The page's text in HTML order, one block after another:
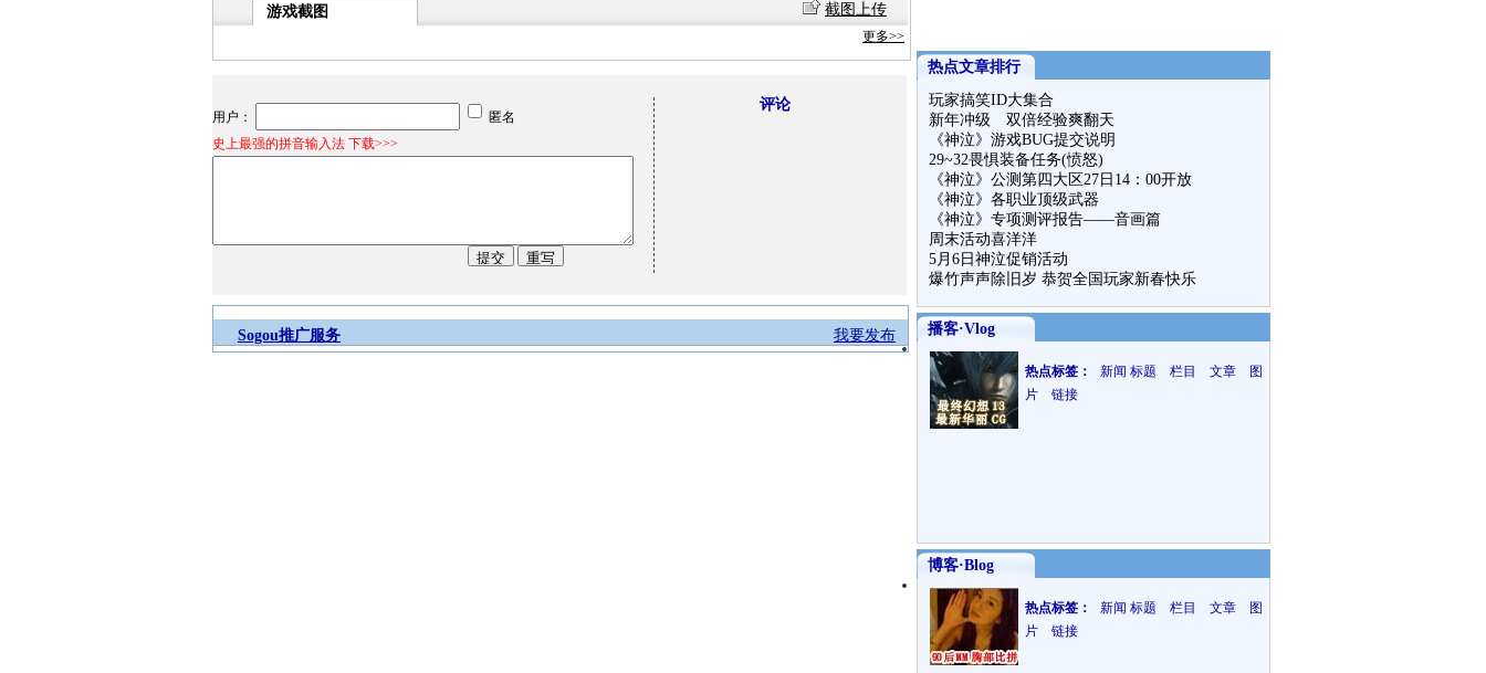
游戏截图 截图上传
更多>>
用户：
匿名
史上最强的拼音输入法 下载>>>
评论
我要发布
Sogou推广服务
热点文章排行
玩家搞笑ID大集合
新年冲级 双倍经验爽翻天
《神泣》游戏BUG提交说明
29~32畏惧装备任务(愤怒)
《神泣》公测第四大区27日14：00开放
《神泣》各职业顶级武器
《神泣》专项测评报告——音画篇
周末活动喜洋洋
5月6日神泣促销活动
爆竹声声除旧岁 恭贺全国玩家新春快乐
播客·Vlog
热点标签： 新闻 标题 栏目 文章 图
片 链接
博客·Blog
热点标签： 新闻 标题 栏目 文章 图
片 链接